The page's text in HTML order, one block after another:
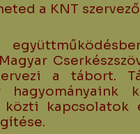
a KNT
a tábort.
kapcsolatok